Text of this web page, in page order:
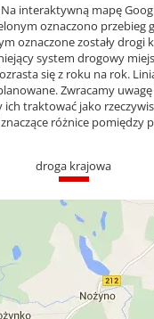
interaktywną mapę
oznaczono
oznaczone zostały drogi
system drogowy
się z roku na rok.
Zwracamy
traktować jako
różnice pomiędzy
droga krajowa